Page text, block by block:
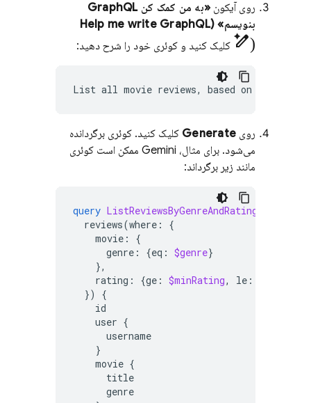
روی آیکون
«به من کمک کن GraphQL
بنویسم» (Help me write GraphQL
pen_spark) کلیک کنید و کوئری خود را شرح دهید:
List all movie reviews, based on
روی Generate کلیک کنید. کوئری برگردانده
می‌شود. برای مثال، Gemini ممکن است کوئری
مانند زیر برگرداند:
query ListReviewsByGenreAndRating
reviews(where :
{
movie :
{
genre : {eq : $genre}
},
rating : {ge : $minRating, le :
})
{
id
user {
username
}
movie {
title
genre